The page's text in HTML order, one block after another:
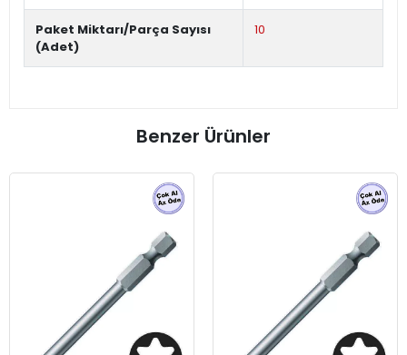
Paket Miktarı/Parça Sayısı
(Adet)
10
Benzer Ürünler